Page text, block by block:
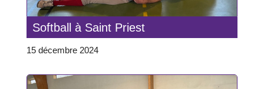
Softball à Saint Priest
15 décembre 2024